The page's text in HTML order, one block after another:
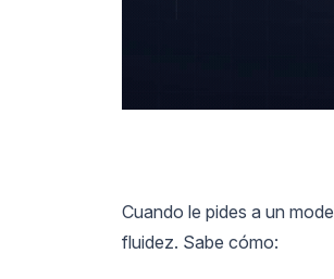
Cuando le pides a un
fluidez. Sabe cómo: